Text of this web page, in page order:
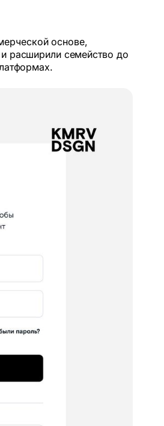
основе,
расширили семейство до